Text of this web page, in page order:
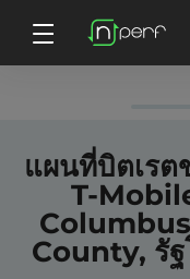
แผนที่บิตเรต
T-
County, รัฐ